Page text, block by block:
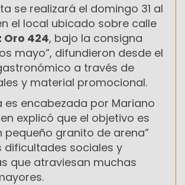
se realizará el domingo 31 al
el local ubicado sobre calle
Oro 424, bajo la consigna
mayo”, difundieron desde el
a través de
y material promocional.
es encabezada por Mariano
explicó que el objetivo es
pequeño granito de arena”
dificultades sociales y
que atraviesan muchas